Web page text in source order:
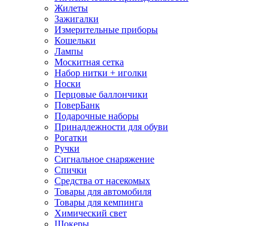
Жилеты
Зажигалки
Измерительные приборы
Кошельки
Лампы
Москитная сетка
Набор нитки + иголки
Носки
Перцовые баллончики
ПоверБанк
Подарочные наборы
Принадлежности для обуви
Рогатки
Ручки
Сигнальное снаряжение
Спички
Средства от насекомых
Товары для автомобиля
Товары для кемпинга
Химический свет
Шокеры